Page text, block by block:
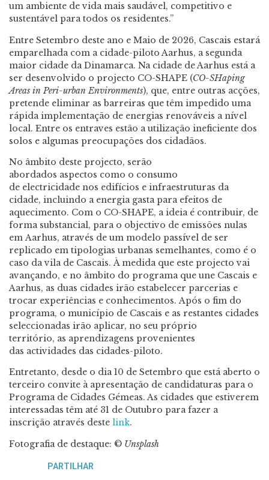
um ambiente de vida mais saudável, competitivo e
sustentável para todos os residentes.”
Entre Setembro deste ano e Maio de 2026, Cascais estará
emparelhada com a cidade-piloto Aarhus, a segunda
maior cidade da Dinamarca. Na cidade de Aarhus está a
ser desenvolvido o projecto CO-SHAPE (CO-SHaping
Areas in Peri-urban Environments), que, entre outras acções,
pretende eliminar as barreiras que têm impedido uma
rápida implementação de energias renováveis a nível
local. Entre os entraves estão a utilização ineficiente dos
solos e algumas preocupações dos cidadãos.
No âmbito deste projecto, serão
abordados aspectos como o consumo
de electricidade nos edifícios e infraestruturas da
cidade, incluindo a energia gasta para efeitos de
aquecimento. Com o CO-SHAPE, a ideia é contribuir, de
forma substancial, para o objectivo de emissões nulas
em Aarhus, através de um modelo passível de ser
replicado em tipologias urbanas semelhantes, como é o
caso da vila de Cascais. À medida que este projecto vai
avançando, e no âmbito do programa que une Cascais e
Aarhus, as duas cidades irão estabelecer parcerias e
trocar experiências e conhecimentos. Após o fim do
programa, o município de Cascais e as restantes cidades
seleccionadas irão aplicar, no seu próprio
território, as aprendizagens provenientes
das actividades das cidades-piloto.
Entretanto, desde o dia 10 de Setembro que está aberto o
terceiro convite à apresentação de candidaturas para o
Programa de Cidades Gémeas. As cidades que estiverem
interessadas têm até 31 de Outubro para fazer a
inscrição através deste link.
Fotografia de destaque: © Unsplash
PARTILHAR